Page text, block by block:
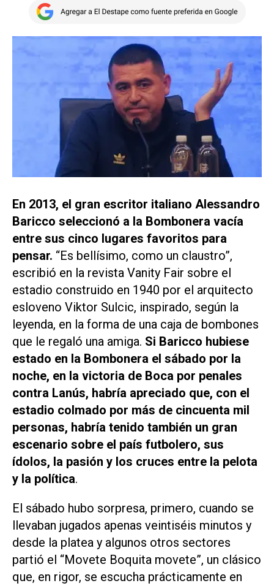
En 2013, el gran escritor italiano Alessandro
Baricco seleccionó a la Bombonera vacía
entre sus cinco lugares favoritos para
pensar. “Es bellísimo, como un claustro”,
escribió en la revista Vanity Fair sobre el
estadio construido en 1940 por el arquitecto
esloveno Viktor Sulcic, inspirado, según la
leyenda, en la forma de una caja de bombones
que le regaló una amiga. Si Baricco hubiese
estado en la Bombonera el sábado por la
noche, en la victoria de Boca por penales
contra Lanús, habría apreciado que, con el
estadio colmado por más de cincuenta mil
personas, habría tenido también un gran
escenario sobre el país futbolero, sus
ídolos, la pasión y los cruces entre la pelota
y la política.
El sábado hubo sorpresa, primero, cuando se
llevaban jugados apenas veintiséis minutos y
desde la platea y algunos otros sectores
partió el “Movete Boquita movete”, un clásico
que, en rigor, se escucha prácticamente en